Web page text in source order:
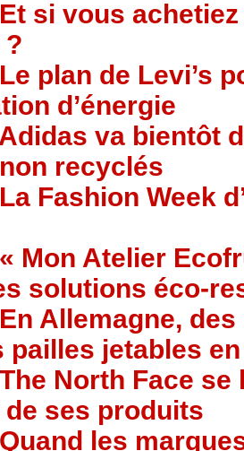
Et si vous
?
Le plan de Levi’s
d’énergie
Adidas va bientôt
recyclés
La Fashion Week
« Mon Atelier
solutions éco-
En Allemagne,
pailles jetables
The North Face se
de ses produits
Quand les